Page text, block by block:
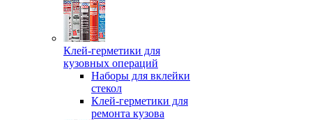
Клей-герметики для
кузовных операций
Наборы для вклейки
стекол
Клей-герметики для
ремонта кузова